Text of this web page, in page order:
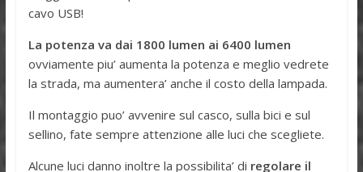
cavo USB!
La potenza va dai 1800 lumen ai 6400 lumen
ovviamente piu’ aumenta la potenza e meglio vedrete
la strada, ma aumentera’ anche il costo della lampada.
Il montaggio puo’ avvenire sul casco, sulla bici e sul
sellino, fate sempre attenzione alle luci che scegliete.
Alcune luci danno inoltre la possibilita’ di regolare il